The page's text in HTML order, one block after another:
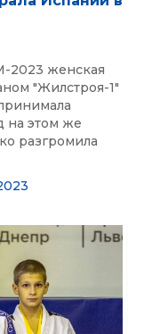
2023 женская
"Жилстроя-1"
на этом же
разгромила